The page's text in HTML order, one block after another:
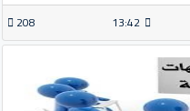
13:42
208